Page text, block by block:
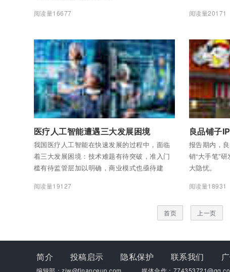
阅读量16677 阅读量20171
医疗人工智能遭遇三大发展困境
我国医疗人工智能在快速发展的过程中，面临
着三大发展困境：技术难题有待突破，准入门
槛有待监管层加以明确，商业模式也亟待建
阅读量19127
良品铺子
报告期内，
销“大手笔”
大隐忧。
阅读量18931
首页 上一页
简介 投稿启示 隐私保护 联系我们
编辑部：zjw@financeun.com 媒体合作：